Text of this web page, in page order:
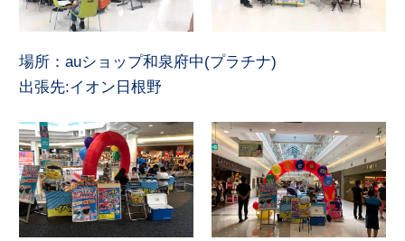
場所：auショップ和泉府中(プラチナ)
出張先:イオン日根野